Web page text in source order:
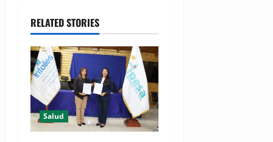
RELATED STORIES
Salud